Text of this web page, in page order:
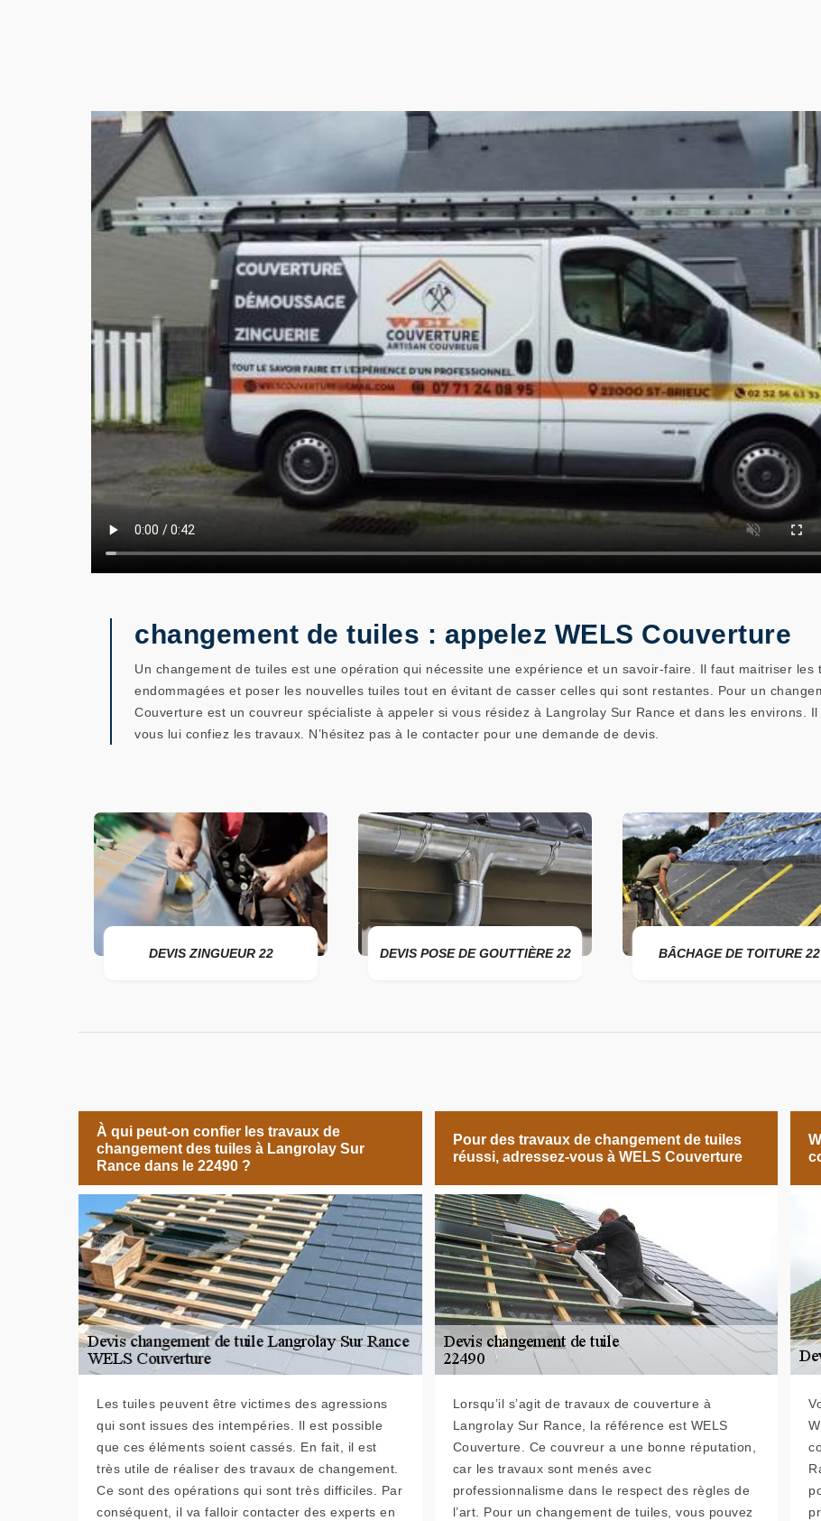
changement de tuiles : appelez WELS Couverture
Un changement de tuiles est une opération qui nécessite une expérience et un savoir-faire. Il faut maitriser les
endommagées et poser les nouvelles tuiles tout en évitant de casser celles qui sont restantes. Pour un
Couverture est un couvreur spécialiste à appeler si vous résidez à Langrolay Sur Rance et dans les environs.
vous lui confiez les travaux. N’hésitez pas à le contacter pour une demande de devis.
DEVIS ZINGUEUR 22 DEVIS POSE DE GOUTTIÈRE 22 BÂCHAGE DE TOITURE 22
À qui peut-on confier les travaux de
changement des tuiles à Langrolay Sur
Rance dans le 22490 ?
Les tuiles peuvent être victimes des agressions
qui sont issues des intempéries. Il est possible
que ces éléments soient cassés. En fait, il est
très utile de réaliser des travaux de changement.
Ce sont des opérations qui sont très difficiles. Par
conséquent, il va falloir contacter des experts en
Pour des travaux de changement de tuiles
réussi, adressez-vous à WELS Couverture
Lorsqu’il s’agit de travaux de couverture à
Langrolay Sur Rance, la référence est WELS
Couverture. Ce couvreur a une bonne réputation,
car les travaux sont menés avec
professionnalisme dans le respect des règles de
l’art. Pour un changement de tuiles, vous pouvez